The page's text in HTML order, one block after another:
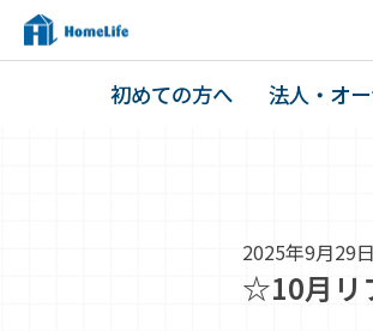
初めての方へ 法人・オ
2025年9月29日
☆10月リ